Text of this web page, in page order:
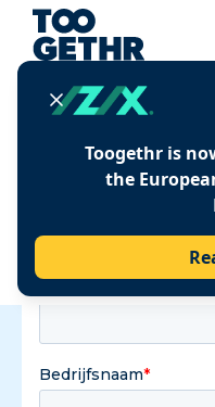
Toogethr is
the
Download nu